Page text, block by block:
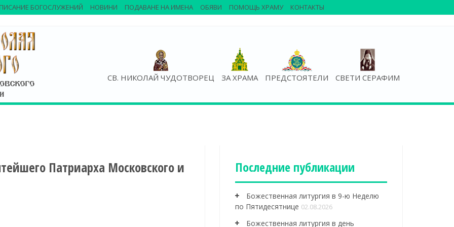
СВ. НИКОЛАЙ ЧУДОТВОРЕЦ ЗА ХРАМА ПРЕДСТОЯТЕЛИ СВЕТИ СЕРАФИМ
БОГОСЛУЖЕНИЙ НОВИНИ ПОДАВАНЕ НА ИМЕНА ОБЯВИ ПОМОЩЬ ХРАМУ КОНТАКТЫ
Патриарха Московского и Последние публикации
Божественная литургия в 9-ю Неделю
по Пятидесятнице 02.08.2026
Божественная литургия в день